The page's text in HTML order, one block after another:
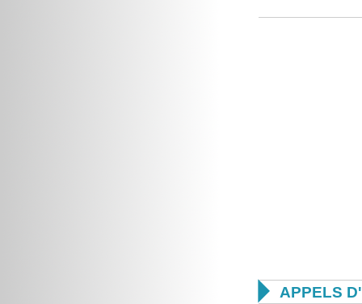
 APPELS